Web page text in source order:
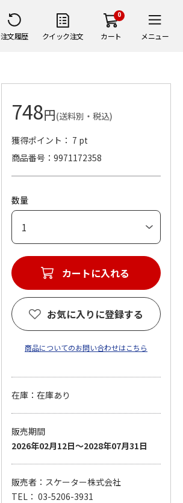
注文履歴 クイック注文
0
カート メニュー
748円(送料別・税込)
獲得ポイント： 7 pt
商品番号
9971172358
数量
カートに入れる
お気に入りに登録する
商品についてのお問い合わせはこちら
在庫：在庫あり
販売期間
2026年02月12日～2028年07月31日
販売者：スケーター株式会社
TEL： 03-5206-3931